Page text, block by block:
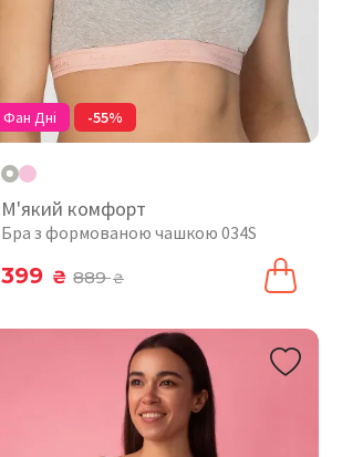
Фан Дні -55%
М'який комфорт
Бра з формованою чашкою 034S
399 ₴ 889₴